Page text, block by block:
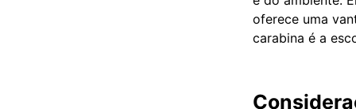
oferece uma
carabina é a